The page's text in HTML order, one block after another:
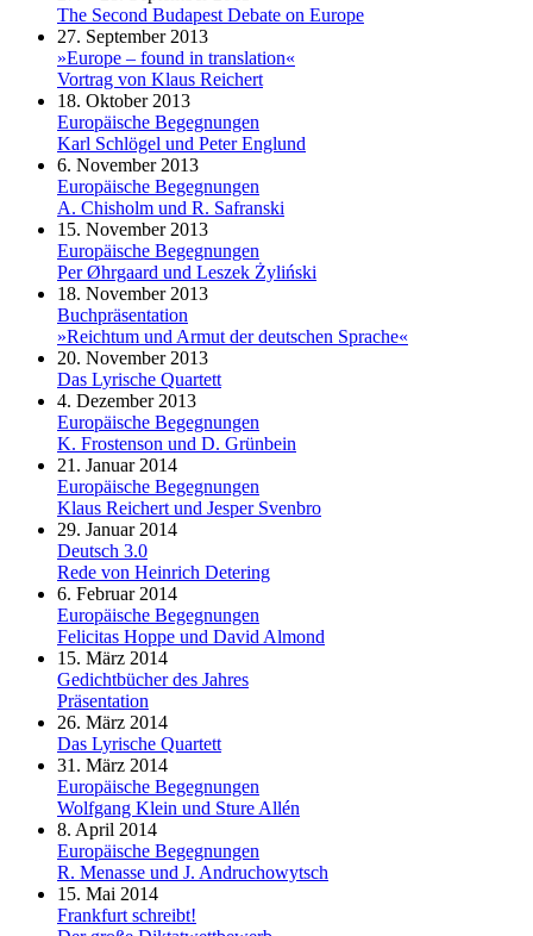
The Second Budapest Debate on Europe
27. September 2013
»Europe – found in translation«
Vortrag von Klaus Reichert
18. Oktober 2013
Europäische Begegnungen
Karl Schlögel und Peter Englund
6. November 2013
Europäische Begegnungen
A. Chisholm und R. Safranski
15. November 2013
Europäische Begegnungen
Per Øhrgaard und Leszek Żyliński
18. November 2013
Buchpräsentation
»Reichtum und Armut der deutschen Sprache«
20. November 2013
Das Lyrische Quartett
4. Dezember 2013
Europäische Begegnungen
K. Frostenson und D. Grünbein
21. Januar 2014
Europäische Begegnungen
Klaus Reichert und Jesper Svenbro
29. Januar 2014
Deutsch 3.0
Rede von Heinrich Detering
6. Februar 2014
Europäische Begegnungen
Felicitas Hoppe und David Almond
15. März 2014
Gedichtbücher des Jahres
Präsentation
26. März 2014
Das Lyrische Quartett
31. März 2014
Europäische Begegnungen
Wolfgang Klein und Sture Allén
8. April 2014
Europäische Begegnungen
R. Menasse und J. Andruchowytsch
15. Mai 2014
Frankfurt schreibt!